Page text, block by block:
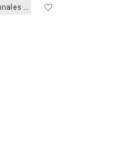
Lugares (Canales de Medios)